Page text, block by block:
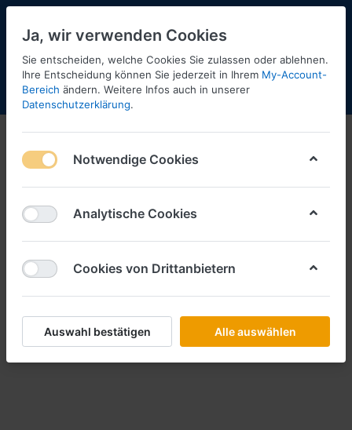
Menü Anmelden Shopaktualisierung
Ja, wir verwenden Cookies
Sie entscheiden, welche Cookies Sie zulassen oder ablehnen.
Ihre Entscheidung können Sie jederzeit in Ihrem My-Account-
Bereich ändern. Weitere Infos auch in unserer
Datenschutzerklärung.
Notwendige Cookies
Analytische Cookies
Cookies von Drittanbietern
Auswahl bestätigen Alle auswählen